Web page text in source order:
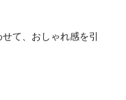
て、おしゃれ感を引